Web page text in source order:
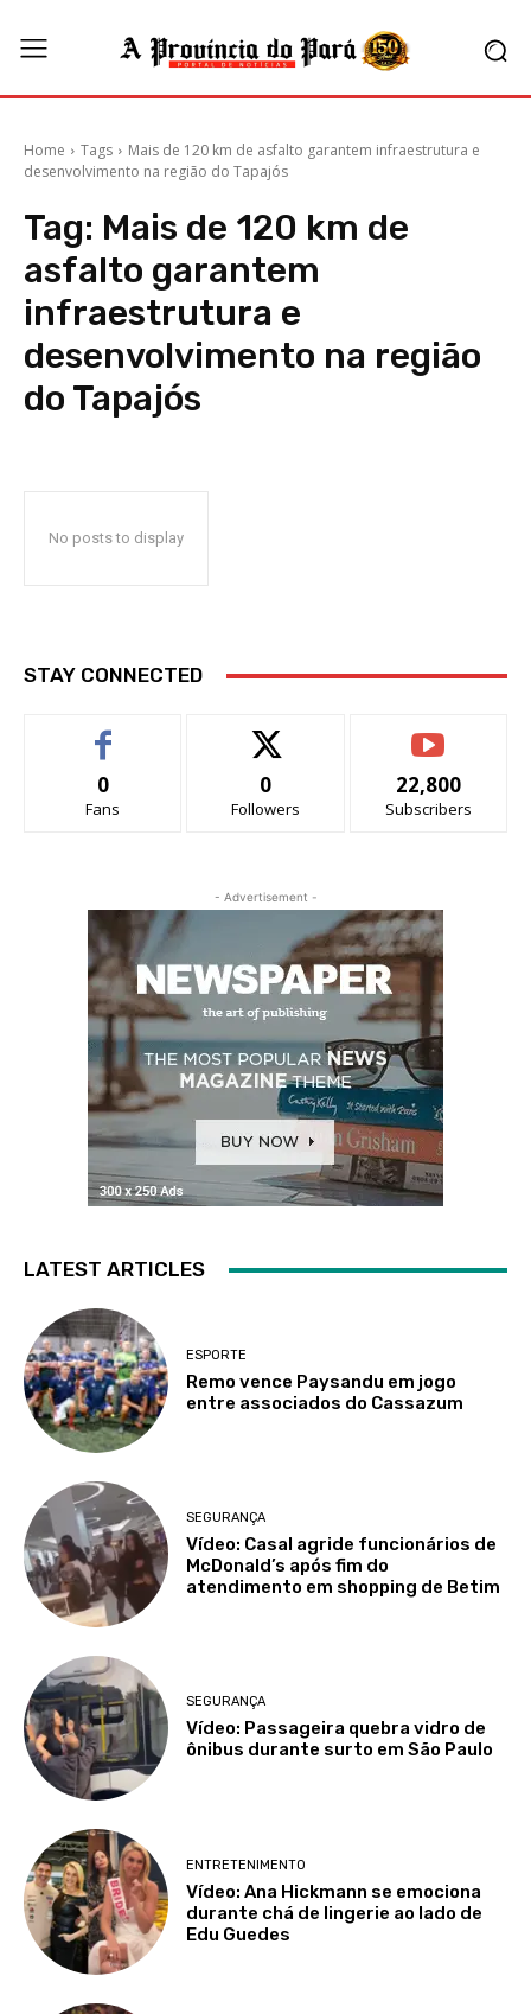
Home Tags
Mais de 120 km de asfalto garantem infraestrutura e
desenvolvimento na região do Tapajós
Tag: Mais de 120 km de
asfalto garantem
infraestrutura e
desenvolvimento na região
do Tapajós
No posts to display
STAY CONNECTED
0
Fans
0
Followers
22,800
Subscribers
- Advertisement -
LATEST ARTICLES
ESPORTE
Remo vence Paysandu em jogo
entre associados do Cassazum
SEGURANÇA
Vídeo: Casal agride funcionários de
McDonald’s após fim do
atendimento em shopping de Betim
SEGURANÇA
Vídeo: Passageira quebra vidro de
ônibus durante surto em São Paulo
ENTRETENIMENTO
Vídeo: Ana Hickmann se emociona
durante chá de lingerie ao lado de
Edu Guedes